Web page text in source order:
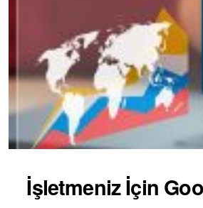
İşletmeniz İçin